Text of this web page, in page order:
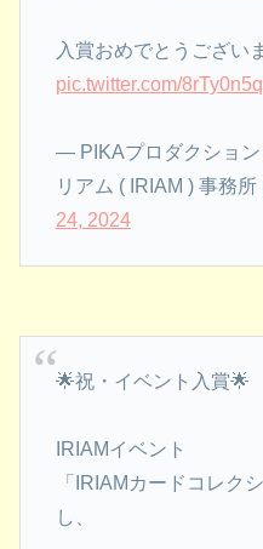
入賞おめでとうござい
pic.twitter.com/
— PIKAプロダクション
リアム ( IRIAM ) 事務
24, 2024
🌟祝・イベント入賞🌟
IRIAMイベント
「IRIAMカードコレク
し、